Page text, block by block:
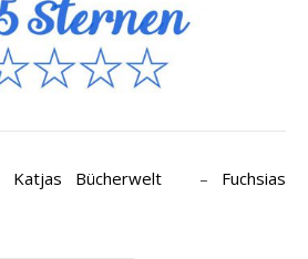
Katjas Bücherwelt– Fuchsias